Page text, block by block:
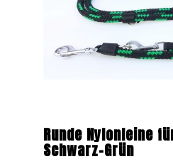
Runde Nylonleine
Schwarz-Grün